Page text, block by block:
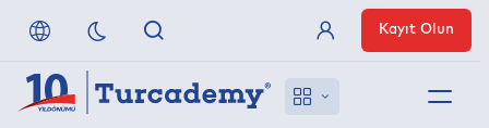
Üye Girişi
Kayıt Olun